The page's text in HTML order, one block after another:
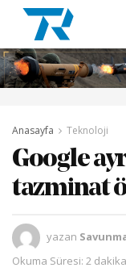
Anasayfa Teknoloji
Google
tazminat
yazan
Okuma Süresi: 2